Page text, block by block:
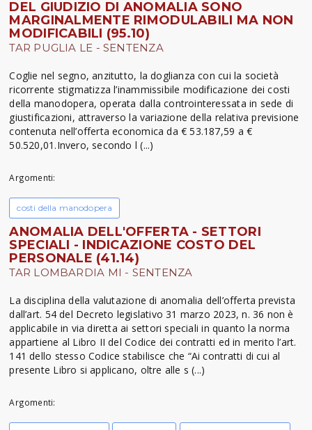
DEL GIUDIZIO DI ANOMALIA SONO
MARGINALMENTE RIMODULABILI MA NON
MODIFICABILI (95.10)
TAR PUGLIA LE - SENTENZA
Coglie nel segno, anzitutto, la doglianza con cui la società
ricorrente stigmatizza l’inammissibile modificazione dei costi
della manodopera, operata dalla controinteressata in sede di
giustificazioni, attraverso la variazione della relativa previsione
contenuta nell’offerta economica da € 53.187,59 a €
50.520,01.Invero, secondo l (...)
Argomenti:
costi della manodopera
ANOMALIA DELL'OFFERTA - SETTORI
SPECIALI - INDICAZIONE COSTO DEL
PERSONALE (41.14)
TAR LOMBARDIA MI - SENTENZA
La disciplina della valutazione di anomalia dell’offerta prevista
dall’art. 54 del Decreto legislativo 31 marzo 2023, n. 36 non è
applicabile in via diretta ai settori speciali in quanto la norma
appartiene al Libro II del Codice dei contratti ed in merito l’art.
141 dello stesso Codice stabilisce che “Ai contratti di cui al
presente Libro si applicano, oltre alle s (...)
Argomenti: